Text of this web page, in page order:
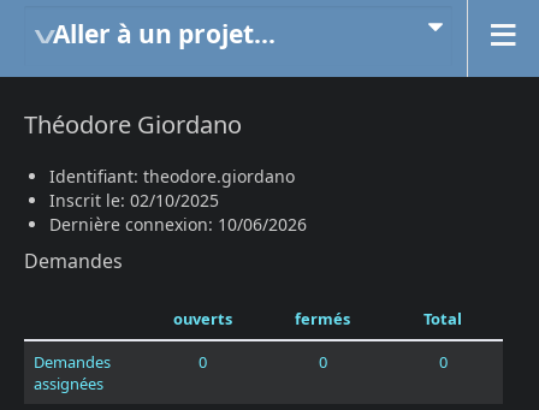
Aller à un projet...
Théodore Giordano
Identifiant: theodore.giordano
Inscrit le: 02/10/2025
Dernière connexion: 10/06/2026
Demandes
ouverts fermés
Total
Demandes
assignées
0 0 0